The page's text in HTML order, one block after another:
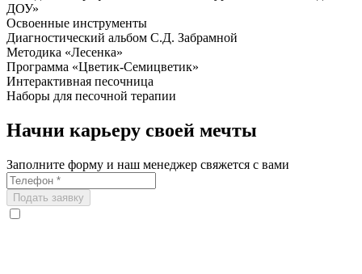
ДОУ»
Освоенные инструменты
Диагностический альбом С.Д. Забрамной
Методика «Лесенка»
Программа «Цветик-Семицветик»
Интерактивная песочница
Наборы для песочной терапии
Начни карьеру своей мечты
Заполните форму и наш менеджер свяжется с вами
Подать заявку